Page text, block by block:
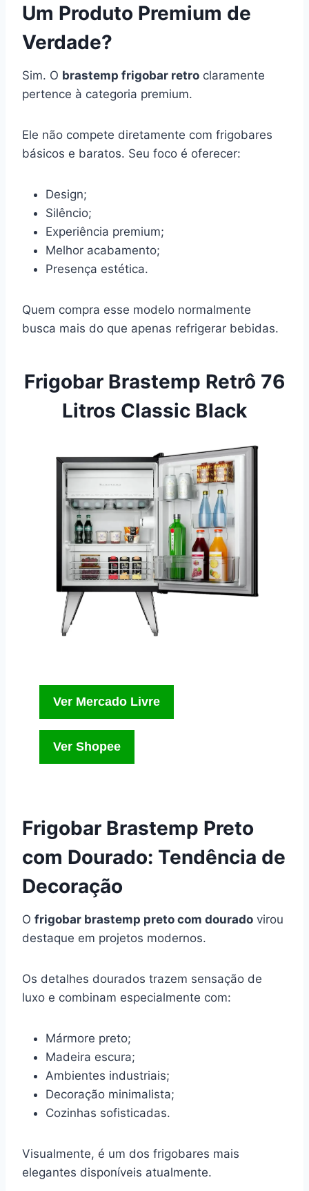
Um Produto Premium de
Verdade?
Sim. O brastemp frigobar retro claramente
pertence à categoria premium.
Ele não compete diretamente com frigobares
básicos e baratos. Seu foco é oferecer:
Design;
Silêncio;
Experiência premium;
Melhor acabamento;
Presença estética.
Quem compra esse modelo normalmente
busca mais do que apenas refrigerar bebidas.
Frigobar Brastemp Retrô 76
Litros Classic Black
Ver Mercado Livre
Ver Shopee
Frigobar Brastemp Preto
com Dourado: Tendência de
Decoração
O frigobar brastemp preto com dourado virou
destaque em projetos modernos.
Os detalhes dourados trazem sensação de
luxo e combinam especialmente com:
Mármore preto;
Madeira escura;
Ambientes industriais;
Decoração minimalista;
Cozinhas sofisticadas.
Visualmente, é um dos frigobares mais
elegantes disponíveis atualmente.